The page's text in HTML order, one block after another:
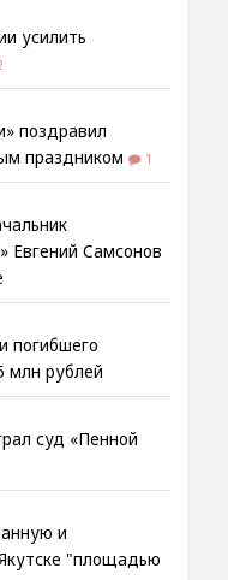
усилить
поздравил
праздником
1
Евгений Самсонов
погибшего
млн рублей
суд «Пенной
и
"площадью